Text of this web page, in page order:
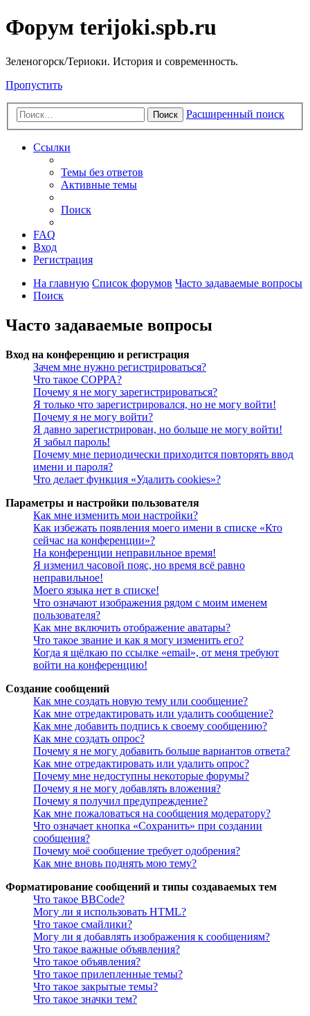
Форум terijoki.spb.ru
Зеленогорск/Териоки. История и современность.
Пропустить
Поиск Расширенный поиск
Ссылки
Темы без ответов
Активные темы
Поиск
FAQ
Вход
Регистрация
На главную Список форумов Часто задаваемые вопросы
Поиск
Часто задаваемые вопросы
Вход на конференцию и регистрация
Зачем мне нужно регистрироваться?
Что такое COPPA?
Почему я не могу зарегистрироваться?
Я только что зарегистрировался, но не могу войти!
Почему я не могу войти?
Я давно зарегистрирован, но больше не могу войти!
Я забыл пароль!
Почему мне периодически приходится повторять ввод
имени и пароля?
Что делает функция «Удалить cookies»?
Параметры и настройки пользователя
Как мне изменить мои настройки?
Как избежать появления моего имени в списке «Кто
сейчас на конференции»?
На конференции неправильное время!
Я изменил часовой пояс, но время всё равно
неправильное!
Моего языка нет в списке!
Что означают изображения рядом с моим именем
пользователя?
Как мне включить отображение аватары?
Что такое звание и как я могу изменить его?
Когда я щёлкаю по ссылке «email», от меня требуют
войти на конференцию!
Создание сообщений
Как мне создать новую тему или сообщение?
Как мне отредактировать или удалить сообщение?
Как мне добавить подпись к своему сообщению?
Как мне создать опрос?
Почему я не могу добавить больше вариантов ответа?
Как мне отредактировать или удалить опрос?
Почему мне недоступны некоторые форумы?
Почему я не могу добавлять вложения?
Почему я получил предупреждение?
Как мне пожаловаться на сообщения модератору?
Что означает кнопка «Сохранить» при создании
сообщения?
Почему моё сообщение требует одобрения?
Как мне вновь поднять мою тему?
Форматирование сообщений и типы создаваемых тем
Что такое BBCode?
Могу ли я использовать HTML?
Что такое смайлики?
Могу ли я добавлять изображения к сообщениям?
Что такое важные объявления?
Что такое объявления?
Что такое прилепленные темы?
Что такое закрытые темы?
Что такое значки тем?